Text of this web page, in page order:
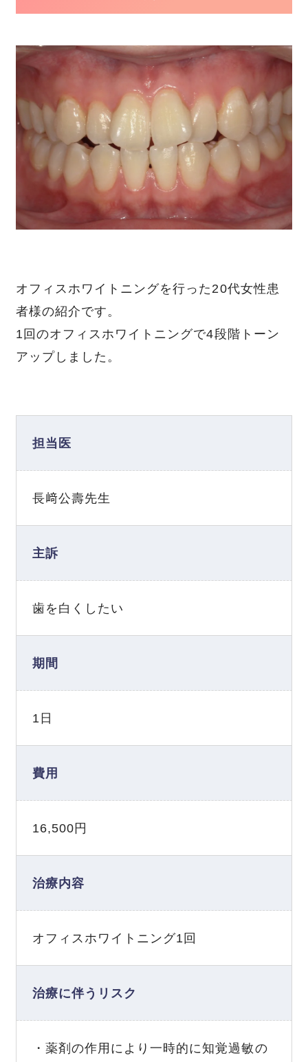
オフィスホワイトニングを行った20代女性患
者様の紹介です。
1回のオフィスホワイトニングで4段階トーン
アップしました。
担当医
長﨑公壽先生
主訴
歯を白くしたい
期間
1日
費用
16,500円
治療内容
オフィスホワイトニング1回
治療に伴うリスク
・薬剤の作用により一時的に知覚過敏の